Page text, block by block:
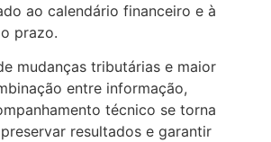
ao calendário financeiro e à
prazo.
mudanças tributárias e maior
entre informação,
técnico se torna
resultados e garantir